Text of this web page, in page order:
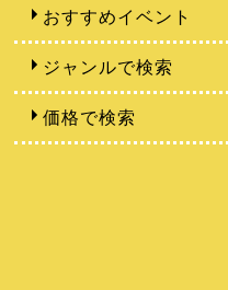
おすすめイベント
ジャンルで検索
価格で検索